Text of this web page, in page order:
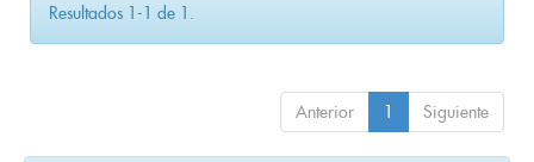
Resultados 1-1 de 1.
Anterior 1 Siguiente